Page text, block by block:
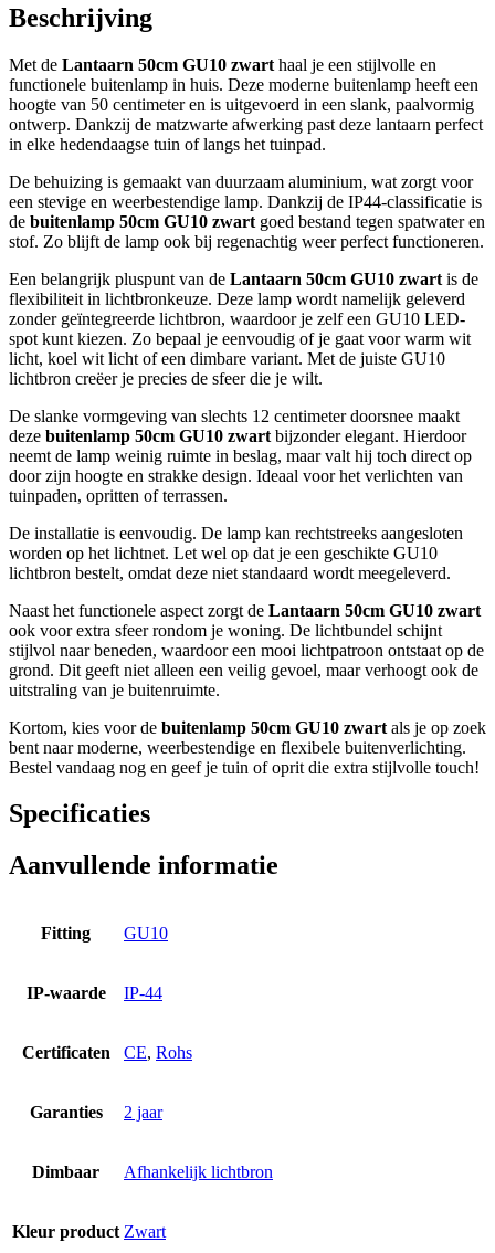
Beschrijving
Met de Lantaarn 50cm GU10 zwart haal je een stijlvolle en
functionele buitenlamp in huis. Deze moderne buitenlamp heeft een
hoogte van 50 centimeter en is uitgevoerd in een slank, paalvormig
ontwerp. Dankzij de matzwarte afwerking past deze lantaarn perfect
in elke hedendaagse tuin of langs het tuinpad.
De behuizing is gemaakt van duurzaam aluminium, wat zorgt voor
een stevige en weerbestendige lamp. Dankzij de IP44-classificatie is
de buitenlamp 50cm GU10 zwart goed bestand tegen spatwater en
stof. Zo blijft de lamp ook bij regenachtig weer perfect functioneren.
Een belangrijk pluspunt van de Lantaarn 50cm GU10 zwart is de
flexibiliteit in lichtbronkeuze. Deze lamp wordt namelijk geleverd
zonder geïntegreerde lichtbron, waardoor je zelf een GU10 LED-
spot kunt kiezen. Zo bepaal je eenvoudig of je gaat voor warm wit
licht, koel wit licht of een dimbare variant. Met de juiste GU10
lichtbron creëer je precies de sfeer die je wilt.
De slanke vormgeving van slechts 12 centimeter doorsnee maakt
deze buitenlamp 50cm GU10 zwart bijzonder elegant. Hierdoor
neemt de lamp weinig ruimte in beslag, maar valt hij toch direct op
door zijn hoogte en strakke design. Ideaal voor het verlichten van
tuinpaden, opritten of terrassen.
De installatie is eenvoudig. De lamp kan rechtstreeks aangesloten
worden op het lichtnet. Let wel op dat je een geschikte GU10
lichtbron bestelt, omdat deze niet standaard wordt meegeleverd.
Naast het functionele aspect zorgt de Lantaarn 50cm GU10 zwart
ook voor extra sfeer rondom je woning. De lichtbundel schijnt
stijlvol naar beneden, waardoor een mooi lichtpatroon ontstaat op de
grond. Dit geeft niet alleen een veilig gevoel, maar verhoogt ook de
uitstraling van je buitenruimte.
Kortom, kies voor de buitenlamp 50cm GU10 zwart als je op zoek
bent naar moderne, weerbestendige en flexibele buitenverlichting.
Bestel vandaag nog en geef je tuin of oprit die extra stijlvolle touch!
Specificaties
Aanvullende informatie
Fitting GU10
IP-waarde IP-44
Certificaten CE, Rohs
Garanties 2 jaar
Dimbaar Afhankelijk lichtbron
Kleur product Zwart